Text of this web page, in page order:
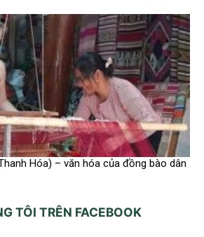
Hóa) – văn hóa của đồng bào dân
TÔI TRÊN FACEBOOK